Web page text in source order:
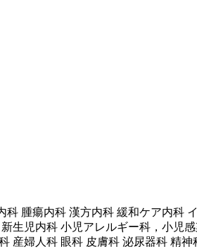
腫瘍内科 漢方内科 緩和ケア内科
生児内科 小児アレルギー科，小児
産婦人科 眼科 皮膚科 泌尿器科 精